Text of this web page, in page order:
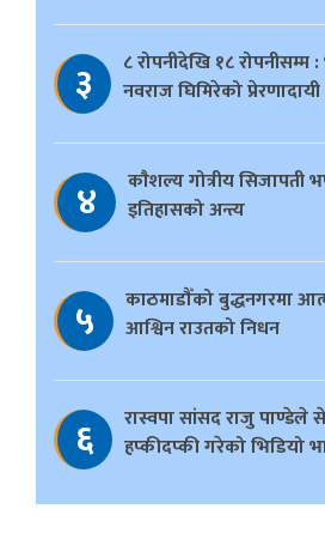
३
८ रोपनीदेखि १८
नवराज घिमिरेको प्रेरणादायी
४
काैशल्य गोत्रीय सिजापती
इतिहासको अन्त्य
५
काठमाडौँको बुद्धनगरमा
आश्विन राउतको निधन
६
रास्वपा सांसद राजु पाण्डेले
हप्कीदप्की गरेको भिडियो